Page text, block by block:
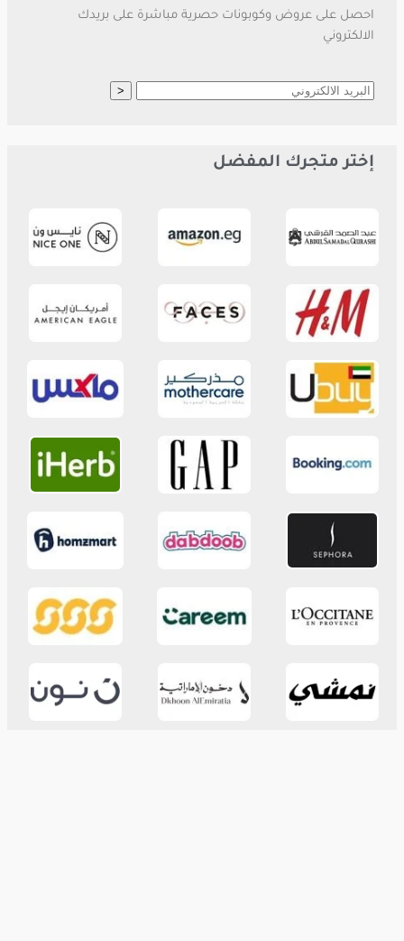
احصل على عروض وكوبونات حصرية مباشرة على بريدك
الالكتروني
إختر متجرك المفضل